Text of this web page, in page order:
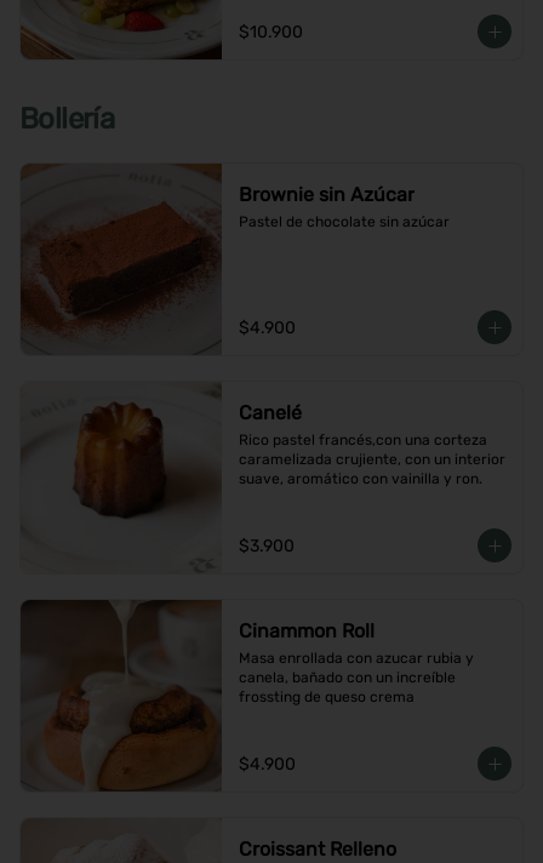
$10.900
Bollería
Brownie sin Azúcar
Pastel de chocolate sin azúcar
$4.900
Canelé
Rico pastel francés,con una corteza
caramelizada crujiente, con un interior
suave, aromático con vainilla y ron.
$3.900
Cinammon Roll
Masa enrollada con azucar rubia y
canela, bañado con un increíble
frossting de queso crema
$4.900
Croissant Relleno